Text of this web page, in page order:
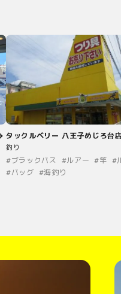
タックルベリー 八王子めじろ台
釣り
#ブラックバス #ルアー #竿 #
#バッグ #海釣り